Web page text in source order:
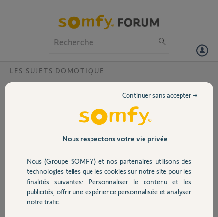
Volet
Sécurité
Domotique
LES SUJETS DOMOTIQUE
Comment activer une box Tahoma qui
propriétaire précédent ? Pouvez-vous débloquer cela, le Pin est 0203-
Merci,
Nous respectons votre vie privée
Nous (Groupe SOMFY) et nos partenaires utilisons des
technologies telles que les cookies sur notre site pour les
finalités suivantes: Personnaliser le contenu et les
publicités, offrir une expérience personnalisée et analyser
notre trafic.
Continuer sans accepter →